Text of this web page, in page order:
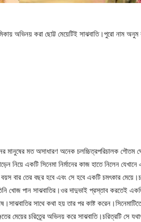
অভিনয় করা ছোট্ট মেয়েটিই সাঝবাতি।পুরো নাম অনুম
মানুষের মত অসাধারণ অনেক চলচ্চিত্রপরিচালক গৌতম
নিয়ে একটি সিনেমা নির্মানের কাজ হাতে নিলেন
বার তের বছর হবে এবং সে হবে একটি চমৎকার
খোজ পান সাঝবাতির।ওর দাদুভাই প্রস্তাব করতেই
সাথে কথা হয় তার পর কাষ্ট
মেয়ের চরিত্র্রে অভিনয় করে সাঝবাতি।চরিত্রটি সে